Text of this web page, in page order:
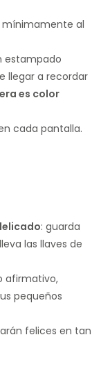
mínimamente al
estampado
llegar a recordar
es color
cada pantalla.
: guarda
las llaves de
afirmativo,
pequeños
felices en tan